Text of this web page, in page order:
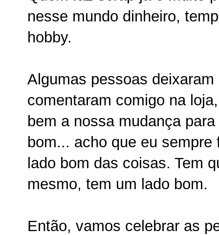
nesse mundo dinheiro,
hobby.
Algumas pessoas
comentaram comigo na
bem a nossa mudança
bom... acho que eu
lado bom das coisas. Tem
mesmo, tem um lado bom.
Então, vamos celebrar as